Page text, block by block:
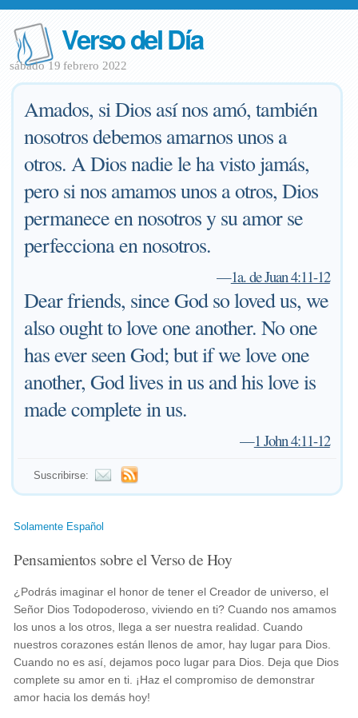
Verso del Día
sábado 19 febrero 2022
Amados, si Dios así nos amó, también
nosotros debemos amarnos unos a
otros. A Dios nadie le ha visto jamás,
pero si nos amamos unos a otros, Dios
permanece en nosotros y su amor se
perfecciona en nosotros.
—1a. de Juan 4:11-12
Dear friends, since God so loved us, we
also ought to love one another. No one
has ever seen God; but if we love one
another, God lives in us and his love is
made complete in us.
—1 John 4:11-12
Suscribirse:
Solamente Español
Pensamientos sobre el Verso de Hoy
¿Podrás imaginar el honor de tener el Creador de universo, el
Señor Dios Todopoderoso, viviendo en ti? Cuando nos amamos
los unos a los otros, llega a ser nuestra realidad. Cuando
nuestros corazones están llenos de amor, hay lugar para Dios.
Cuando no es así, dejamos poco lugar para Dios. Deja que Dios
complete su amor en ti. ¡Haz el compromiso de demonstrar
amor hacia los demás hoy!